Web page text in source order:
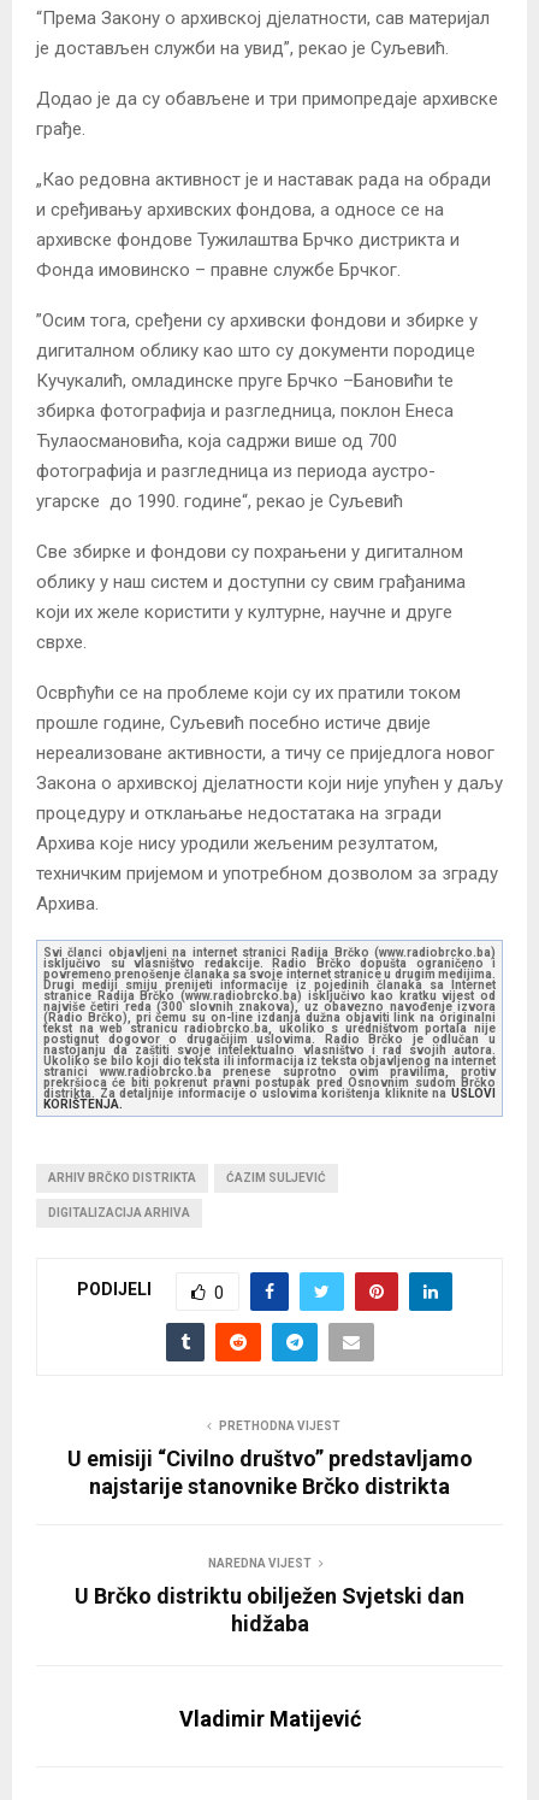
“Према Закону о архивској дјелатности, сав материјал
је достављен служби на увид”, рекао је Суљевић.
Додао је да су обављене и три примопредаје архивске
грађе.
„Као редовна активност је и наставак рада на обради
и сређивању архивских фондова, а односе се на
архивске фондове Тужилаштва Брчко дистрикта и
Фонда имовинско – правне службе Брчког.
”Осим тога, сређени су архивски фондови и збирке у
дигиталном облику као што су документи породице
Кучукалић, омладинске пруге Брчко –Бановићи te
збиркa фотографија и разгледница, поклон Енеса
Ћулаосмановића, која садржи више од 700
фотографија и разгледница из периода аустро-
угарскe дo 1990. године“, рекао је Суљевић
Све збирке и фондови су похрањени у дигиталном
облику у наш систем и доступни су свим грађанима
који их желе користити у културне, научне и друге
сврхе.
Осврћући се на проблеме који су их пратили током
прошле године, Суљевић посебно истиче двије
нереализоване активности, а тичу се приједлога новог
Закона о архивској дјелатности који није упућен у даљу
процедуру и отклањање недостатака на згради
Архива које нису уродили жељеним резултатом,
техничким пријемом и употребном дозволом за зграду
Архива.
Svi članci objavljeni na internet stranici Radija Brčko (www.radiobrcko.ba)
isključivo su vlasništvo redakcije. Radio Brčko dopušta ograničeno i
povremeno prenošenje članaka sa svoje internet stranice u drugim medijima.
Drugi mediji smiju prenijeti informacije iz pojedinih članaka sa Internet
stranice Radija Brčko (www.radiobrcko.ba) isključivo kao kratku vijest od
najviše četiri reda (300 slovnih znakova), uz obavezno navođenje izvora
(Radio Brčko), pri čemu su on-line izdanja dužna objaviti link na originalni
tekst na web stranicu radiobrcko.ba, ukoliko s uredništvom portala nije
postignut dogovor o drugačijim uslovima. Radio Brčko je odlučan u
nastojanju da zaštiti svoje intelektualno vlasništvo i rad svojih autora.
Ukoliko se bilo koji dio teksta ili informacija iz teksta objavljenog na internet
stranici www.radiobrcko.ba prenese suprotno ovim pravilima, protiv
prekršioca će biti pokrenut pravni postupak pred Osnovnim sudom Brčko
distrikta. Za detaljnije informacije o uslovima korištenja kliknite na USLOVI
KORIŠTENJA.
ARHIV BRČKO DISTRIKTA ĆAZIM SULJEVIĆ
DIGITALIZACIJA ARHIVA
PODIJELI 0
PRETHODNA VIJEST
U emisiji “Civilno društvo” predstavljamo
najstarije stanovnike Brčko distrikta
NAREDNA VIJEST
U Brčko distriktu obilježen Svjetski dan
hidžaba
Vladimir Matijević